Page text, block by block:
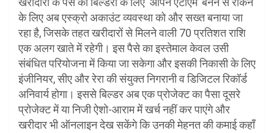
के लिए अब एस्क्रो अकाउंट व्यवस्था को और सख्त बनाया जा
रहा है, जिसके तहत खरीदारों से मिलने वाली 70 प्रतिशत राशि
एक अलग खाते में रहेगी। इस पैसे का इस्तेमाल केवल उसी
संबंधित परियोजना में किया जा सकेगा और इसकी निकासी के लिए
इंजीनियर, सीए और रेरा की संयुक्त निगरानी व डिजिटल रिकॉर्ड
अनिवार्य होगा। इससे बिल्डर अब एक प्रोजेक्ट का पैसा दूसरे
प्रोजेक्ट में या निजी ऐशो-आराम में खर्च नहीं कर पाएंगे और
खरीदार भी ऑनलाइन देख सकेंगे कि उनकी मेहनत की कमाई कहाँ